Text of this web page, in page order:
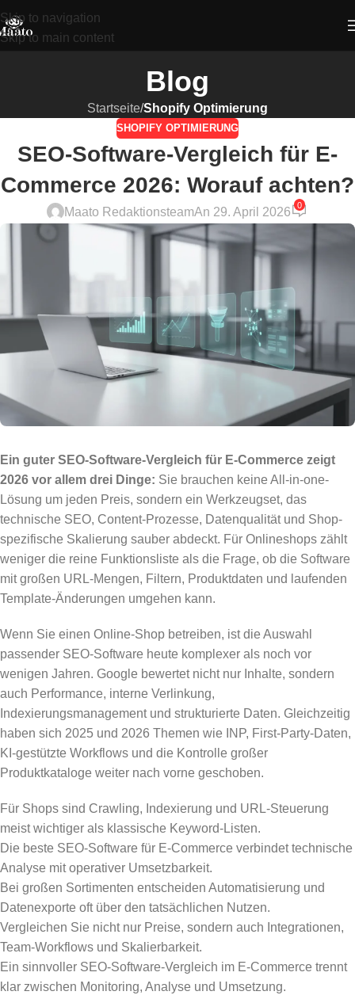
Skip to navigation
Skip to main content
Blog
Startseite/Shopify Optimierung
SHOPIFY OPTIMIERUNG
SEO-Software-Vergleich für E-
Commerce 2026: Worauf achten?
Maato RedaktionsteamAn 29. April 2026
0
Ein guter SEO-Software-Vergleich für E-Commerce zeigt
2026 vor allem drei Dinge: Sie brauchen keine All-in-one-
Lösung um jeden Preis, sondern ein Werkzeugset, das
technische SEO, Content-Prozesse, Datenqualität und Shop-
spezifische Skalierung sauber abdeckt. Für Onlineshops zählt
weniger die reine Funktionsliste als die Frage, ob die Software
mit großen URL-Mengen, Filtern, Produktdaten und laufenden
Template-Änderungen umgehen kann.
Wenn Sie einen Online-Shop betreiben, ist die Auswahl
passender SEO-Software heute komplexer als noch vor
wenigen Jahren. Google bewertet nicht nur Inhalte, sondern
auch Performance, interne Verlinkung,
Indexierungsmanagement und strukturierte Daten. Gleichzeitig
haben sich 2025 und 2026 Themen wie INP, First-Party-Daten,
KI-gestützte Workflows und die Kontrolle großer
Produktkataloge weiter nach vorne geschoben.
Für Shops sind Crawling, Indexierung und URL-Steuerung
meist wichtiger als klassische Keyword-Listen.
Die beste SEO-Software für E-Commerce verbindet technische
Analyse mit operativer Umsetzbarkeit.
Bei großen Sortimenten entscheiden Automatisierung und
Datenexporte oft über den tatsächlichen Nutzen.
Vergleichen Sie nicht nur Preise, sondern auch Integrationen,
Team-Workflows und Skalierbarkeit.
Ein sinnvoller SEO-Software-Vergleich im E-Commerce trennt
klar zwischen Monitoring, Analyse und Umsetzung.